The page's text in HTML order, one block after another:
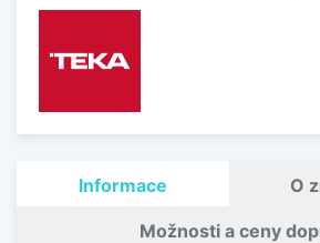
Informace O
Možnosti a ceny